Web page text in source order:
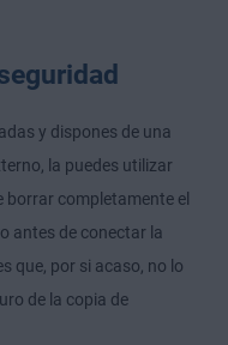
y dispones de una
la puedes utilizar
completamente el
antes de conectar la
que, por si acaso, no lo
de la copia de